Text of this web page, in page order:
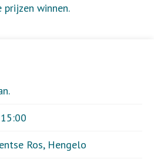
Ros, Hengelo
prijzen winnen.